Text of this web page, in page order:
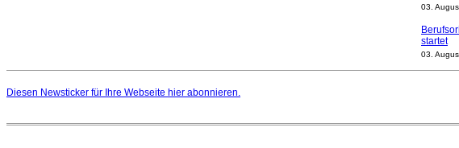
03.
startet
03.
Diesen Newsticker für Ihre Webseite hier abonnieren.